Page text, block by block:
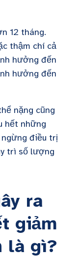
12 tháng.
thậm chí cả
hưởng đến
hưởng đến
nặng cũng
hết những
điều trị
trì số lượng
ra
giảm
là gì?